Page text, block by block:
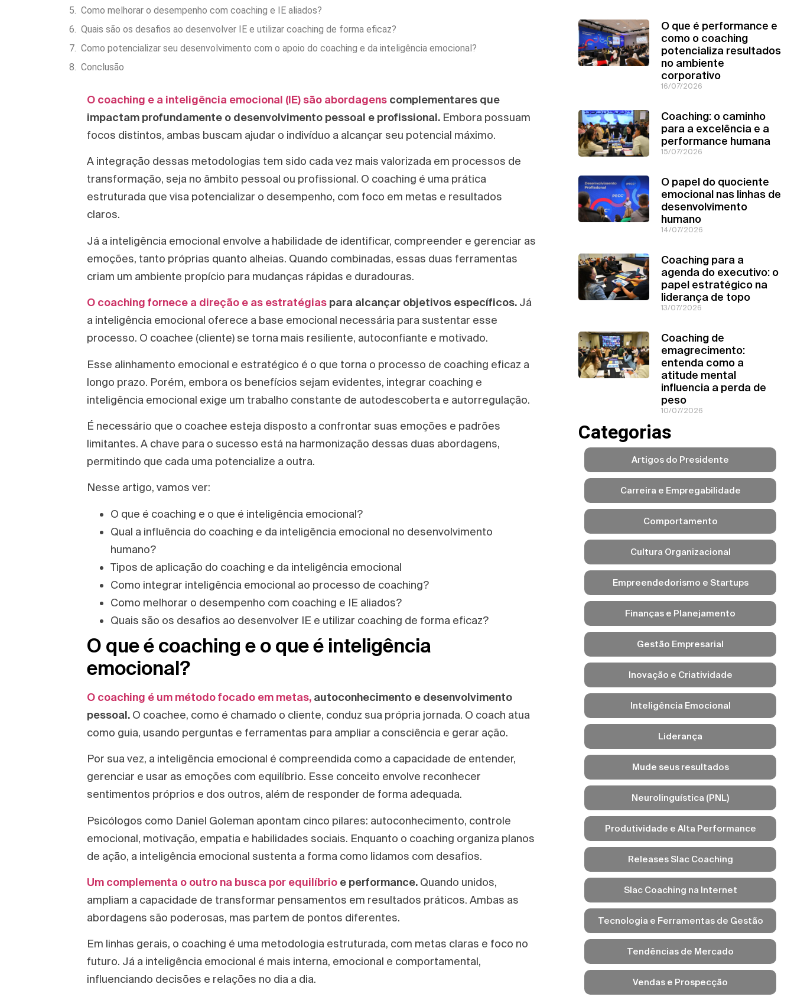
Como melhorar o desempenho com coaching e IE aliados?
Quais são os desafios ao desenvolver IE e utilizar coaching de forma eficaz?
Como potencializar seu desenvolvimento com o apoio do coaching e da inteligência emocional?
Conclusão
O coaching e a inteligência emocional (IE) são abordagenscomplementares que
impactam profundamente o desenvolvimento pessoal e profissional. Embora possuam
focos distintos, ambas buscam ajudar o indivíduo a alcançar seu potencial máximo.
A integração dessas metodologias tem sido cada vez mais valorizada em processos de
transformação, seja no âmbito pessoal ou profissional. O coaching é uma prática
estruturada que visa potencializar o desempenho, com foco em metas e resultados
claros.
Já a inteligência emocional envolve a habilidade de identificar, compreender e gerenciar as
emoções, tanto próprias quanto alheias. Quando combinadas, essas duas ferramentas
criam um ambiente propício para mudanças rápidas e duradouras.
O coaching fornece a direção e as estratégiaspara alcançar objetivos específicos. Já
a inteligência emocional oferece a base emocional necessária para sustentar esse
processo. O coachee (cliente) se torna mais resiliente, autoconfiante e motivado.
Esse alinhamento emocional e estratégico é o que torna o processo de coaching eficaz a
longo prazo. Porém, embora os benefícios sejam evidentes, integrar coaching e
inteligência emocional exige um trabalho constante de autodescoberta e autorregulação.
É necessário que o coachee esteja disposto a confrontar suas emoções e padrões
limitantes. A chave para o sucesso está na harmonização dessas duas abordagens,
permitindo que cada uma potencialize a outra.
Nesse artigo, vamos ver:
O que é coaching e o que é inteligência emocional?
Qual a influência do coaching e da inteligência emocional no desenvolvimento
humano?
Tipos de aplicação do coaching e da inteligência emocional
Como integrar inteligência emocional ao processo de coaching?
Como melhorar o desempenho com coaching e IE aliados?
Quais são os desafios ao desenvolver IE e utilizar coaching de forma eficaz?
O que é coaching e o que é inteligência
emocional?
O coaching é um método focado em metas,autoconhecimento e desenvolvimento
pessoal. O coachee, como é chamado o cliente, conduz sua própria jornada. O coach atua
como guia, usando perguntas e ferramentas para ampliar a consciência e gerar ação.
Por sua vez, a inteligência emocional é compreendida como a capacidade de entender,
gerenciar e usar as emoções com equilíbrio. Esse conceito envolve reconhecer
sentimentos próprios e dos outros, além de responder de forma adequada.
Psicólogos como Daniel Goleman apontam cinco pilares: autoconhecimento, controle
emocional, motivação, empatia e habilidades sociais. Enquanto o coaching organiza planos
de ação, a inteligência emocional sustenta a forma como lidamos com desafios.
Um complementa o outro na busca por equilíbrioe performance. Quando unidos,
ampliam a capacidade de transformar pensamentos em resultados práticos. Ambas as
abordagens são poderosas, mas partem de pontos diferentes.
Em linhas gerais, o coaching é uma metodologia estruturada, com metas claras e foco no
futuro. Já a inteligência emocional é mais interna, emocional e comportamental,
influenciando decisões e relações no dia a dia.
O que é performance e
como o coaching
potencializa resultados
no ambiente
corporativo
16/07/2026
Coaching: o caminho
para a excelência e a
performance humana
15/07/2026
O papel do quociente
emocional nas linhas de
desenvolvimento
humano
14/07/2026
Coaching para a
agenda do executivo: o
papel estratégico na
liderança de topo
13/07/2026
Coaching de
emagrecimento:
entenda como a
atitude mental
influencia a perda de
peso
10/07/2026
Categorias
Artigos do Presidente
Carreira e Empregabilidade
Comportamento
Cultura Organizacional
Empreendedorismo e Startups
Finanças e Planejamento
Gestão Empresarial
Inovação e Criatividade
Inteligência Emocional
Liderança
Mude seus resultados
Neurolinguística (PNL)
Produtividade e Alta Performance
Releases Slac Coaching
Slac Coaching na Internet
Tecnologia e Ferramentas de Gestão
Tendências de Mercado
Vendas e Prospecção